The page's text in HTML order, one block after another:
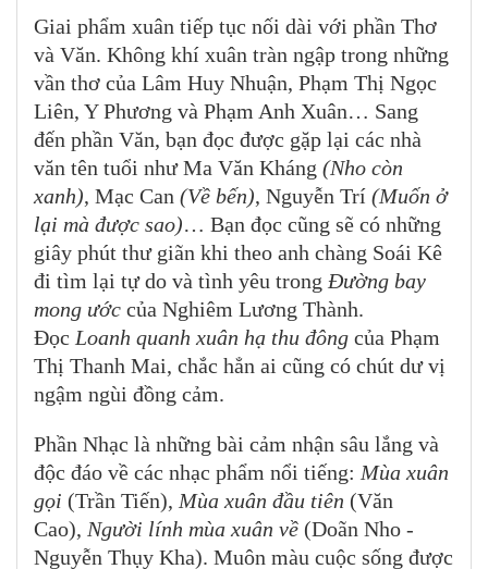
Giai phẩm xuân tiếp tục nối dài với phần Thơ
và Văn. Không khí xuân tràn ngập trong những
vần thơ của Lâm Huy Nhuận, Phạm Thị Ngọc
Liên, Y Phương và Phạm Anh Xuân… Sang
đến phần Văn, bạn đọc được gặp lại các nhà
văn tên tuổi như Ma Văn Kháng (Nho còn
xanh), Mạc Can (Về bến), Nguyễn Trí (Muốn ở
lại mà được sao)… Bạn đọc cũng sẽ có những
giây phút thư giãn khi theo anh chàng Soái Kê
đi tìm lại tự do và tình yêu trong Đường bay
mong ước của Nghiêm Lương Thành.
Đọc Loanh quanh xuân hạ thu đông của Phạm
Thị Thanh Mai, chắc hẳn ai cũng có chút dư vị
ngậm ngùi đồng cảm.
Phần Nhạc là những bài cảm nhận sâu lắng và
độc đáo về các nhạc phẩm nổi tiếng: Mùa xuân
gọi (Trần Tiến), Mùa xuân đầu tiên (Văn
Cao), Người lính mùa xuân về (Doãn Nho -
Nguyễn Thụy Kha). Muôn màu cuộc sống được